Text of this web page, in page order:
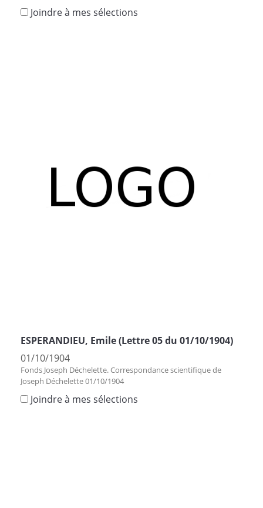
Joindre à mes sélections
ESPERANDIEU, Emile (Lettre 05 du 01/10/1904)
01/10/1904
Fonds Joseph Déchelette. Correspondance scientifique de
Joseph Déchelette 01/10/1904
Joindre à mes sélections